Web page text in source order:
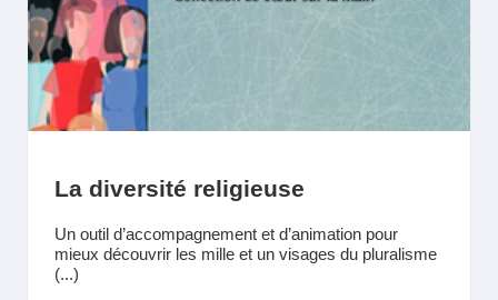
La diversité religieuse
Un outil d’accompagnement et d’animation pour
mieux découvrir les mille et un visages du pluralisme
(...)